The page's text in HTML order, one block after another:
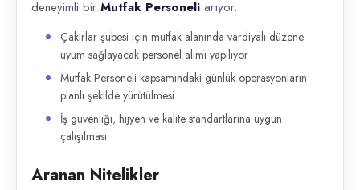
deneyimli bir Mutfak Personeli arıyor.
Çakırlar şubesi için mutfak alanında vardiyalı düzene
uyum sağlayacak personel alımı yapılıyor
Mutfak Personeli kapsamındaki günlük operasyonların
planlı şekilde yürütülmesi
İş güvenliği, hijyen ve kalite standartlarına uygun
çalışılması
Aranan Nitelikler